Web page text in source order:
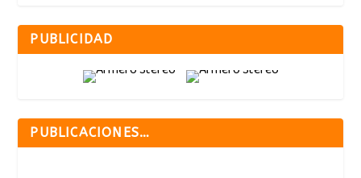
PUBLICIDAD
PUBLICACIONES…